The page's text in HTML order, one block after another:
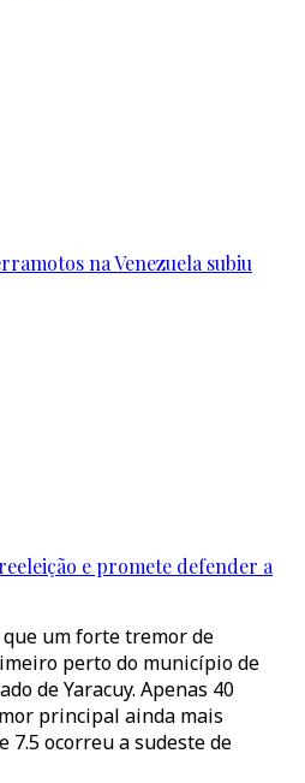
na Venezuela subiu
e promete defender a
um forte tremor de
perto do município de
de Yaracuy. Apenas 40
principal ainda mais
7.5 ocorreu a sudeste de